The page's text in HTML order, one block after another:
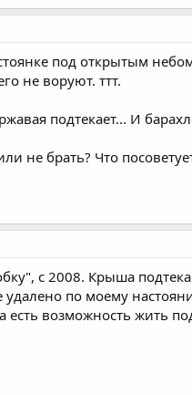
под открытым
не воруют. ттт.
подтекает... И
не брать? Что
с 2008. Крыша
удалено по моему
есть возможность жить